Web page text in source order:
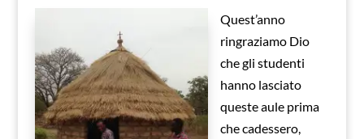
Quest’anno
ringraziamo Dio
che gli studenti
hanno lasciato
queste aule prima
che cadessero,